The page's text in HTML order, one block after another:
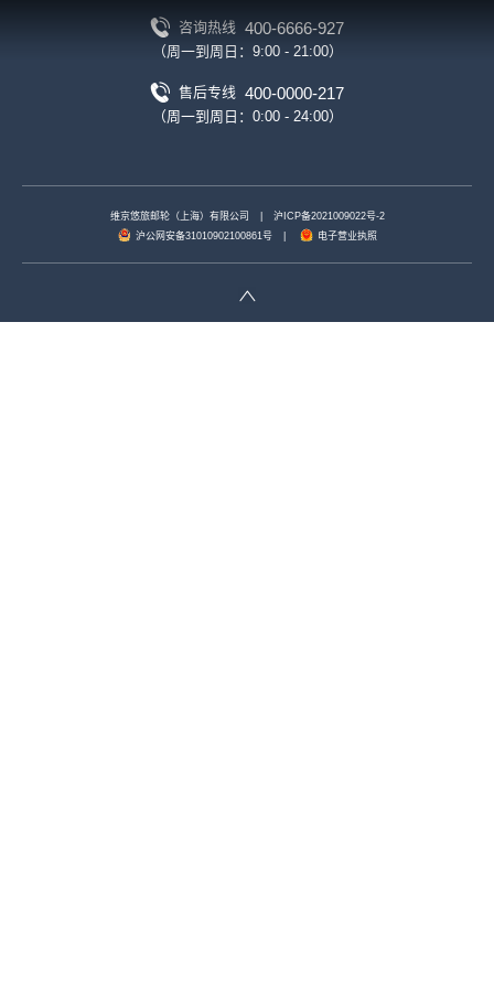
咨询热线 400-6666-927
（周一到周日：9:00 - 21:00）
售后专线 400-0000-217
（周一到周日：0:00 - 24:00）
维京悠旅邮轮（上海）有限公司
沪ICP备2021009022号-2
沪公网安备31010902100861号
电子营业执照